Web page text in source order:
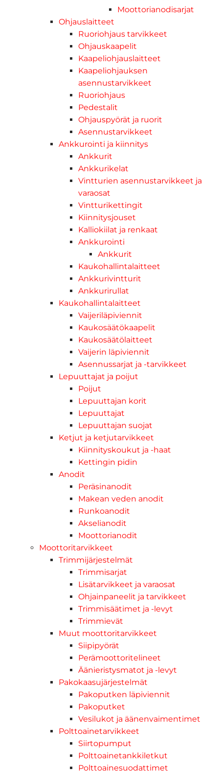
Moottorianodisarjat
Ohjauslaitteet
Ruoriohjaus tarvikkeet
Ohjauskaapelit
Kaapeliohjauslaitteet
Kaapeliohjauksen
asennustarvikkeet
Ruoriohjaus
Pedestalit
Ohjauspyörät ja ruorit
Asennustarvikkeet
Ankkurointi ja kiinnitys
Ankkurit
Ankkurikelat
Vintturien asennustarvikkeet ja
varaosat
Vintturikettingit
Kiinnitysjouset
Kalliokiilat ja renkaat
Ankkurointi
Ankkurit
Kaukohallintalaitteet
Ankkurivintturit
Ankkurirullat
Kaukohallintalaitteet
Vaijeriläpiviennit
Kaukosäätökaapelit
Kaukosäätölaitteet
Vaijerin läpiviennit
Asennussarjat ja -tarvikkeet
Lepuuttajat ja poijut
Poijut
Lepuuttajan korit
Lepuuttajat
Lepuuttajan suojat
Ketjut ja ketjutarvikkeet
Kiinnityskoukut ja -haat
Kettingin pidin
Anodit
Peräsinanodit
Makean veden anodit
Runkoanodit
Akselianodit
Moottorianodit
Moottoritarvikkeet
Trimmijärjestelmät
Trimmisarjat
Lisätarvikkeet ja varaosat
Ohjainpaneelit ja tarvikkeet
Trimmisäätimet ja -levyt
Trimmievät
Muut moottoritarvikkeet
Siipipyörät
Perämoottoritelineet
Äänieristysmatot ja -levyt
Pakokaasujärjestelmät
Pakoputken läpiviennit
Pakoputket
Vesilukot ja äänenvaimentimet
Polttoainetarvikkeet
Siirtopumput
Polttoainetankkiletkut
Polttoainesuodattimet